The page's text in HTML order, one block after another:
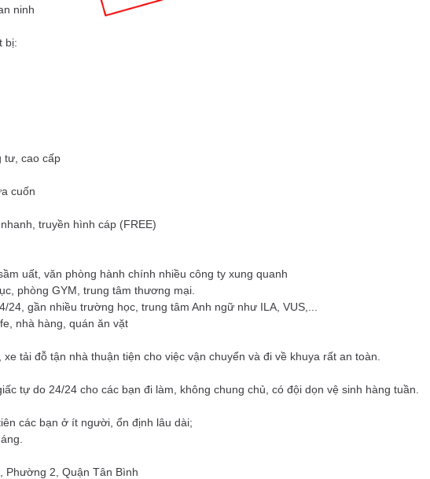
ninh
bị:
tư, cao cấp
cuốn
truyền hình cáp (FREE)
uất, văn phòng hành chính nhiều công ty xung quanh
phòng GYM, trung tâm thương mại.
24, gần nhiều trường học, trung tâm Anh ngữ như ILA, VUS,...
nhà hàng, quán ăn vặt
tải đỗ tận nhà thuận tiện cho việc vận chuyển và đi về khuya rất an toàn.
tự do 24/24 cho các bạn đi làm, không chung chủ, có đội dọn vệ sinh hàng tuần.
các bạn ở ít người, ổn định lâu dài;
Phường 2, Quận Tân Bình